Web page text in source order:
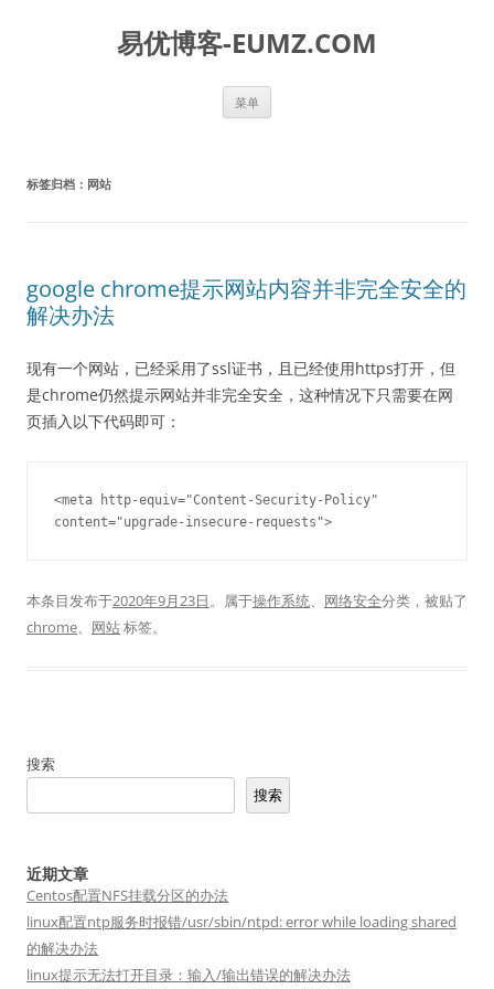
易优博客-EUMZ.COM
菜单
标签归档： 网站
google chrome提示网站内容并非完全安全的
解决办法
现有一个网站，已经采用了ssl证书，且已经使用https打开，但
是chrome仍然提示网站并非完全安全，这种情况下只需要在网
页插入以下代码即可：
<meta http-equiv="Content-Security-Policy"
content="upgrade-insecure-requests">
本条目发布于2020年9月23日。属于操作系统、 网络安全分类，被贴了
chrome、 网站标签。
搜索
搜索
近期文章
Centos配置NFS挂载分区的办法
linux配置ntp服务时报错/usr/sbin/ntpd: error while loading shared
的解决办法
linux提示无法打开目录：输入/输出错误的解决办法